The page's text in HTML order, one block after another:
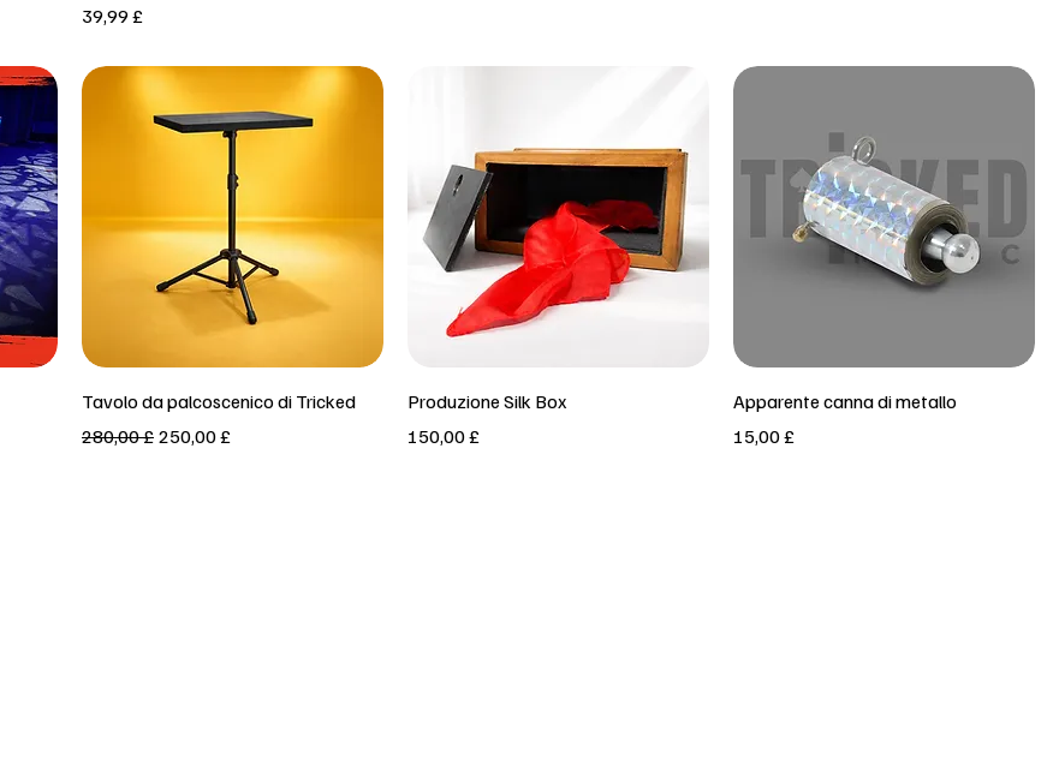
Prezzo
39,99 £
Vista rapida
Tavolo da palcoscenico di Tricked
Prezzo regolare
280,00 £ Prezzo scontato
250,00 £
Vista rapida
Produzione Silk Box
Prezzo
150,00 £
Vista rapida
Apparente canna di metallo
Prezzo
15,00 £